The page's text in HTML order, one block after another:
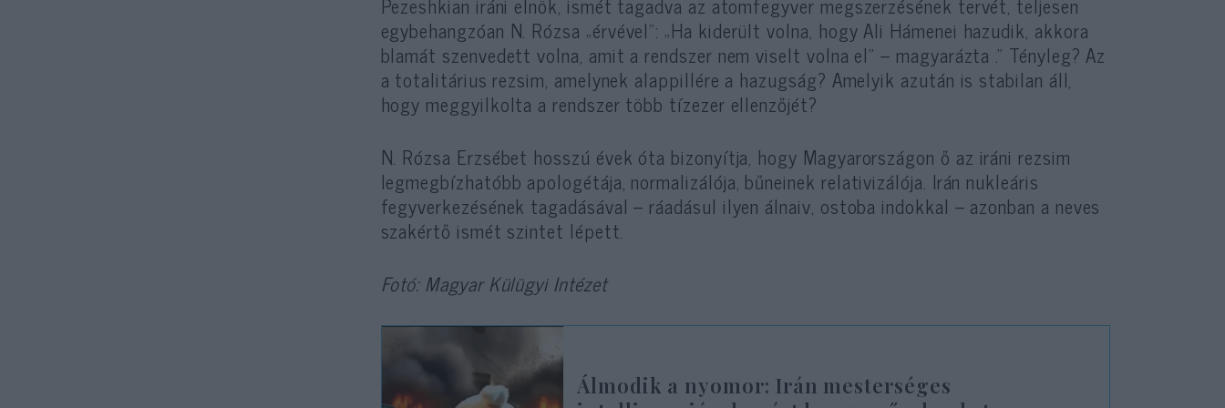
egybehangzóan N. Rózsa „érvével”: „Ha kiderült volna, hogy Ali Hámenei hazudik, akkora
blamát szenvedett volna, amit a rendszer nem viselt volna el” – magyarázta .” Tényleg? Az
a totalitárius rezsim, amelynek alappillére a hazugság? Amelyik azután is stabilan áll,
hogy meggyilkolta a rendszer több tízezer ellenzőjét?
N. Rózsa Erzsébet hosszú évek óta bizonyítja, hogy Magyarországon ő az iráni rezsim
legmegbízhatóbb apologétája, normalizálója, bűneinek relativizálója. Irán nukleáris
fegyverkezésének tagadásával – ráadásul ilyen álnaiv, ostoba indokkal – azonban a neves
szakértő ismét szintet lépett.
Fotó: Magyar Külügyi Intézet
Álmodik a nyomor: Irán mesterséges